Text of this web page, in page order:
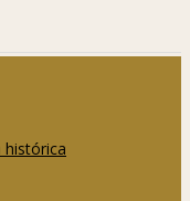
histórica